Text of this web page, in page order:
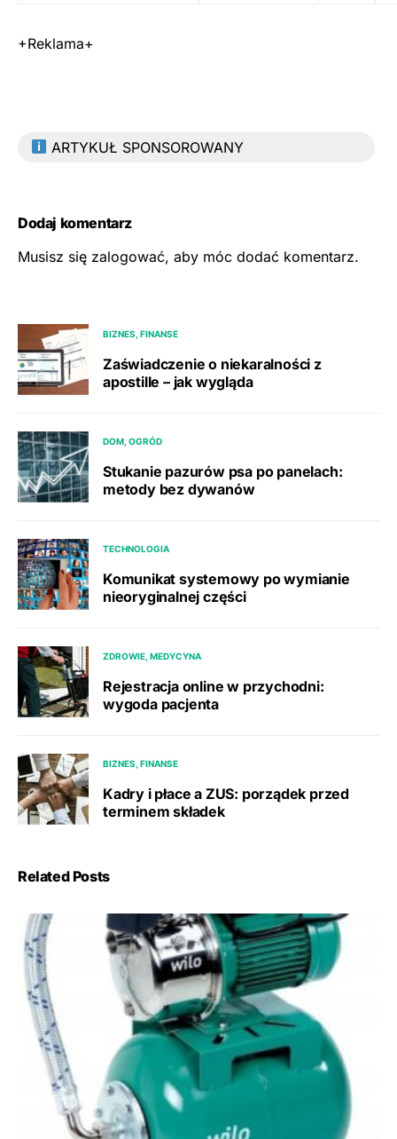
+Reklama+
ARTYKUŁ SPONSOROWANY
Dodaj komentarz
Musisz się zalogować, aby móc dodać komentarz.
BIZNES, FINANSE
Zaświadczenie o niekaralności z
apostille – jak wygląda
DOM, OGRÓD
Stukanie pazurów psa po panelach:
metody bez dywanów
TECHNOLOGIA
Komunikat systemowy po wymianie
nieoryginalnej części
ZDROWIE, MEDYCYNA
Rejestracja online w przychodni:
wygoda pacjenta
BIZNES, FINANSE
Kadry i płace a ZUS: porządek przed
terminem składek
Related Posts